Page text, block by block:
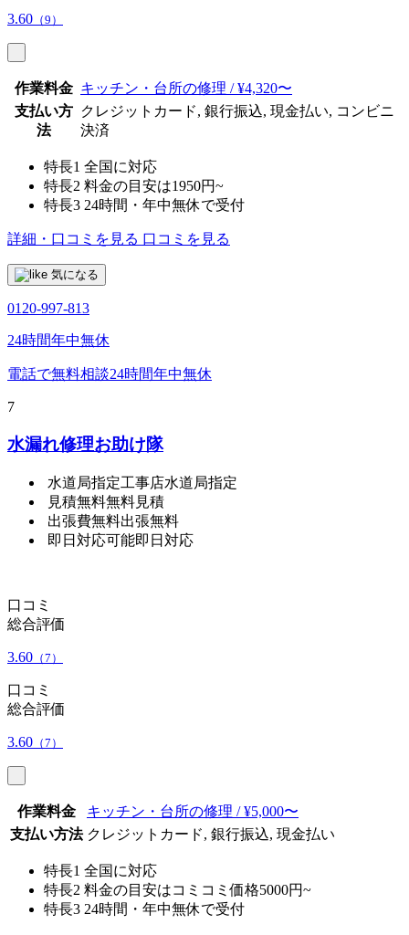
3.60 （9）
作業料金 キッチン・台所の修理 / ¥4,320〜
支払い方
法
クレジットカード, 銀行振込, 現金払い, コンビニ
決済
特長1 全国に対応
特長2 料金の目安は1950円~
特長3 24時間・年中無休で受付
詳細・口コミを見る 口コミを見る
気になる
0120-997-813
24時間年中無休
電話で無料相談24時間年中無休
7
水漏れ修理お助け隊
水道局指定工事店水道局指定
見積無料無料見積
出張費無料出張無料
即日対応可能即日対応
口コミ
総合評価
3.60 （7）
口コミ
総合評価
3.60 （7）
作業料金
キッチン・台所の修理 / ¥5,000〜
支払い方法 クレジットカード, 銀行振込, 現金払い
特長1 全国に対応
特長2 料金の目安はコミコミ価格5000円~
特長3 24時間・年中無休で受付